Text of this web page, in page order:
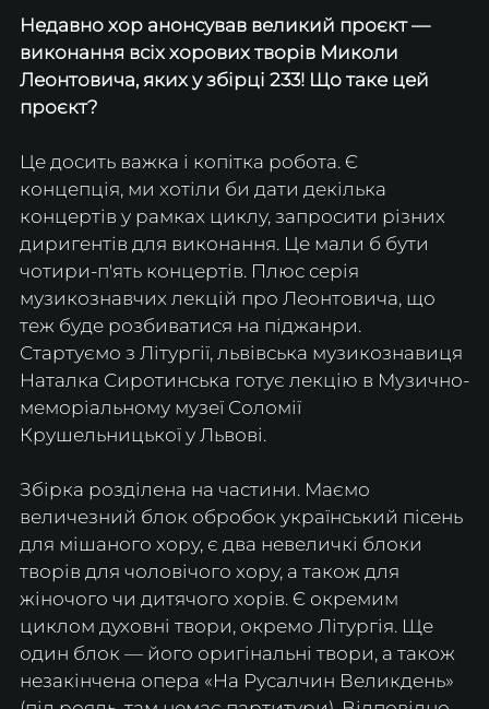
Недавно хор анонсував великий проєкт —
виконання всіх хорових творів Миколи
Леонтовича, яких у збірці 233! Що таке цей
проєкт?
Це досить важка і копітка робота. Є
концепція, ми хотіли би дати декілька
концертів у рамках циклу, запросити різних
диригентів для виконання. Це мали б бути
чотири-п'ять концертів. Плюс серія
музикознавчих лекцій про Леонтовича, що
теж буде розбиватися на піджанри.
Стартуємо з Літургії, львівська музикознавиця
Наталка Сиротинська готує лекцію в Музично-
меморіальному музеї Соломії
Крушельницької у Львові.
Збірка розділена на частини. Маємо
величезний блок обробок український пісень
для мішаного хору, є два невеличкі блоки
творів для чоловічого хору, а також для
жіночого чи дитячого хорів. Є окремим
циклом духовні твори, окремо Літургія. Ще
один блок — його оригінальні твори, а також
незакінчена опера «На Русалчин Великдень»